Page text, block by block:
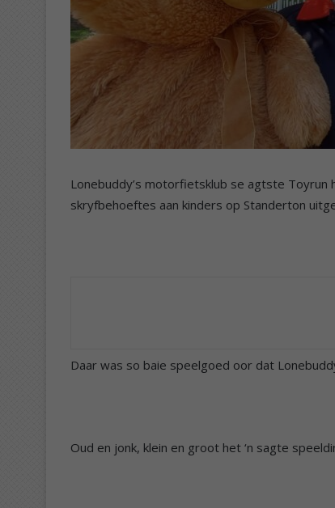
Lonebuddy’s motorfietsklub se agtste
skryfbehoeftes aan kinders op Standerton
Daar was so baie speelgoed oor dat
Oud en jonk, klein en groot het ‘n sagte